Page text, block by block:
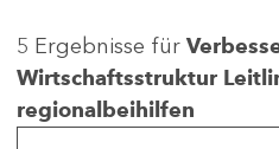
5 Ergebnisse für
Wirtschaftsstruktur
regionalbeihilfen